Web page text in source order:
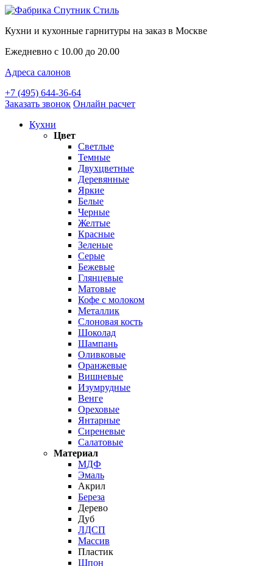
Кухни и кухонные гарнитуры на заказ в Москве
Ежедневно с 10.00 до 20.00
Адреса салонов
+7 (495) 644-36-64
Заказать звонок Онлайн расчет
Кухни
Цвет
Светлые
Темные
Двухцветные
Деревянные
Яркие
Белые
Черные
Желтые
Красные
Зеленые
Серые
Бежевые
Глянцевые
Матовые
Кофе с молоком
Металлик
Слоновая кость
Шоколад
Шампань
Оливковые
Оранжевые
Вишневые
Изумрудные
Венге
Ореховые
Янтарные
Сиреневые
Салатовые
Материал
МДФ
Эмаль
Акрил
Береза
Дерево
Дуб
ЛДСП
Массив
Пластик
Шпон